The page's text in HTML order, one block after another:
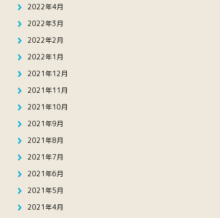
2022年4月
2022年3月
2022年2月
2022年1月
2021年12月
2021年11月
2021年10月
2021年9月
2021年8月
2021年7月
2021年6月
2021年5月
2021年4月